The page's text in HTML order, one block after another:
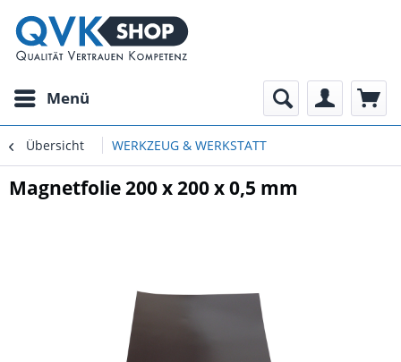
Menü
Übersicht WERKZEUG & WERKSTATT
Magnetfolie 200 x 200 x 0,5 mm